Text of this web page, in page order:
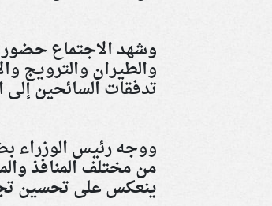
وشهد الاجتماع حضور
والطيران والترويج
تدفقات السائحين إلى
ووجه رئيس الوزراء
من مختلف المنافذ
ينعكس على تحسين